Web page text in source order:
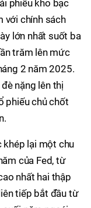
phiếu kho bạc
với chính sách
lớn nhất suốt ba
trăm lên mức
2 năm 2025.
nặng lên thị
phiếu chủ chốt
khép lại một chu
của Fed, từ
nhất hai thập
tiếp bắt đầu từ